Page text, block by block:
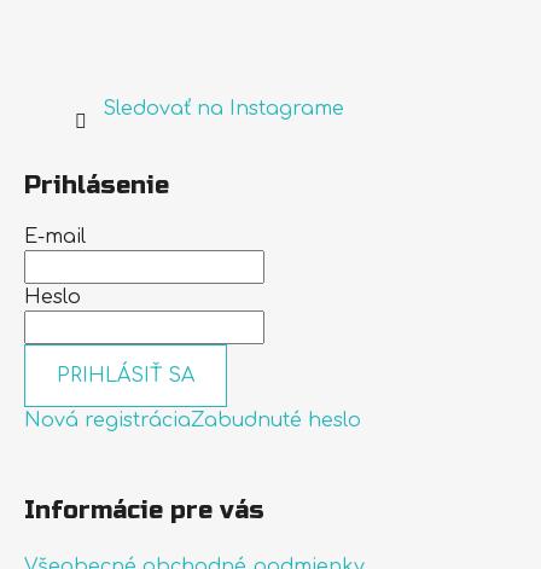
Sledovať na Instagrame
Prihlásenie
E-mail
Heslo
PRIHLÁSIŤ SA
Nová registráciaZabudnuté heslo
Informácie pre vás